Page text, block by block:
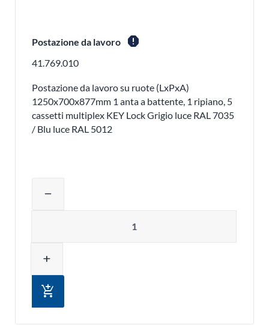
Postazione da lavoro report
41.769.010
Postazione da lavoro su ruote (LxPxA)
1250x700x877mm 1 anta a battente, 1 ripiano, 5
cassetti multiplex KEY Lock Grigio luce RAL 7035
/ Blu luce RAL 5012
remove
add
add_shopping_cart